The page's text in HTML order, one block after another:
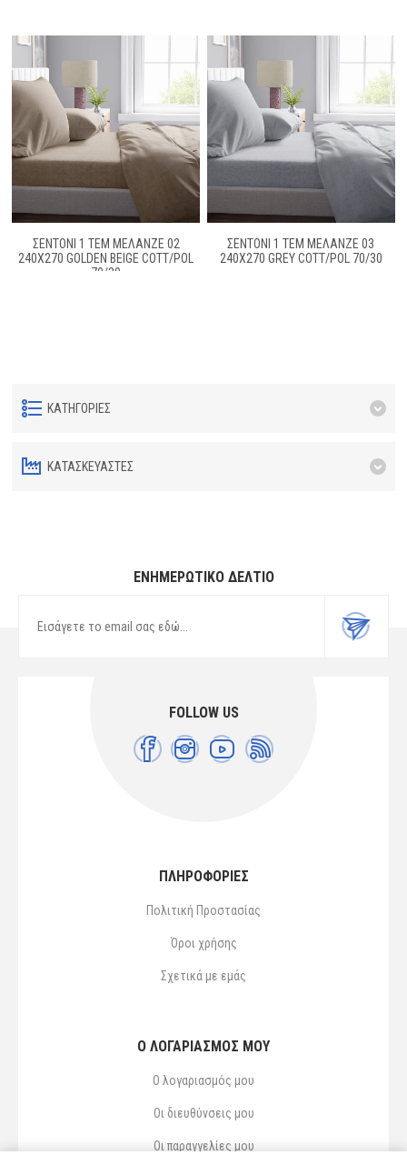
ΣΕΝΤΟΝΙ 1 ΤΕΜ ΜΕΛΑΝΖΈ 02
240X270 GOLDEN BEIGE COTT/POL
70/30
ΣΕΝΤΟΝΙ 1 ΤΕΜ ΜΕΛΑΝΖΈ 03
240Χ270 GREY COTT/POL 70/30
ΚΑΤΗΓΟΡΊΕΣ
ΚΑΤΑΣΚΕΥΑΣΤΈΣ
ΕΝΗΜΕΡΩΤΙΚΌ ΔΕΛΤΊΟ
FOLLOW US
ΠΛΗΡΟΦΟΡΙΕΣ
Πολιτική Προστασίας
Όροι χρήσης
Σχετικά με εμάς
Ο ΛΟΓΑΡΙΑΣΜΌΣ ΜΟΥ
Ο λογαριασμός μου
Οι διευθύνσεις μου
Οι παραγγελίες μου